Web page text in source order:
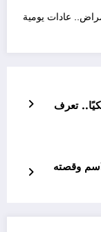
عادات يومية
هلال ذو القعدة 1446 فلكيًا.. تعرف
الاسم وقصته